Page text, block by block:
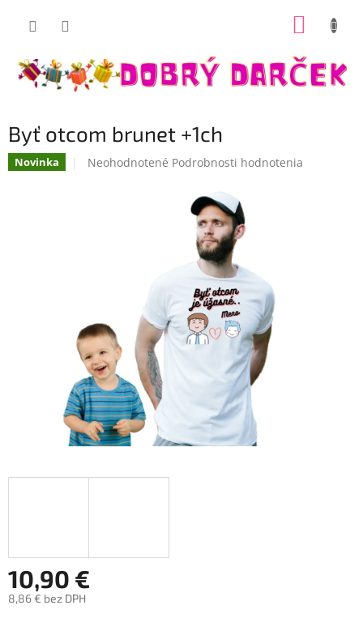
Byť otcom brunet +1ch
Novinka
Priemerné
Neohodnotené Podrobnosti hodnotenia
10,90 €
8,86 € bez DPH
Dobrý darček